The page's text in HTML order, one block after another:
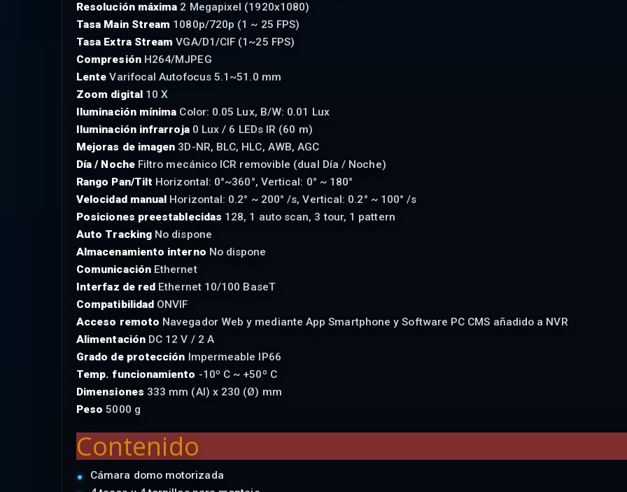
Resolución máxima 2 Megapixel (1920x1080)
Tasa Main Stream 1080p/720p (1 ~ 25 FPS)
Tasa Extra Stream VGA/D1/CIF (1~25 FPS)
CompresiónH264/MJPEG
Lente Varifocal Autofocus 5.1~51.0 mm
Zoom digital10 X
Iluminación mínima Color: 0.05 Lux, B/W: 0.01 Lux
Iluminación infrarroja0 Lux / 6 LEDs IR (60 m)
Mejoras de imagen 3D-NR, BLC, HLC, AWB, AGC
Día / NocheFiltro mecánico ICR removible (dual Día / Noche)
Rango Pan/Tilt Horizontal: 0°~360°, Vertical: 0° ~ 180°
Velocidad manual Horizontal: 0.2° ~ 200° /s, Vertical: 0.2° ~ 100° /s
Posiciones preestablecidas 128, 1 auto scan, 3 tour, 1 pattern
Auto Tracking No dispone
Almacenamiento interno No dispone
ComunicaciónEthernet
Interfaz de red Ethernet 10/100 BaseT
Compatibilidad ONVIF
Acceso remoto Navegador Web y mediante App Smartphone y Software PC CMS añadido a NVR
AlimentaciónDC 12 V / 2 A
Grado de protección Impermeable IP66
Temp. funcionamiento -10º C ~ +50º C
Dimensiones 333 mm (Al) x 230 (Ø) mm
Peso 5000 g
Contenido
Cámara domo motorizada